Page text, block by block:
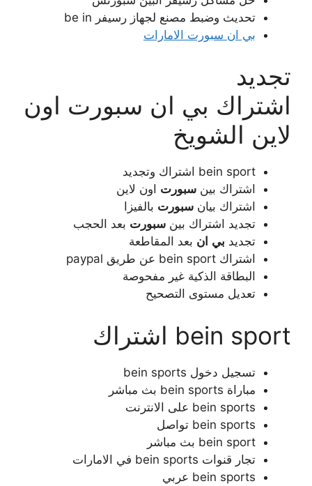
تحديث وضبط مصنع لجهاز رسيفر be in
بي ان سبورت الامارات
تجديد
اشتراك بي ان سبورت اون
لاين الشويخ
bein sport اشتراك وتجديد
اشتراك بين سبورت اون لاين
اشتراك بيان سبورت بالفيزا
تجديد اشتراك بين سبورت بعد الحجب
تجديد بي ان بعد المقاطعة
اشتراك bein sport عن طريق paypal
البطاقة الذكية غير مفحوصة
تعديل مستوى التصحيح
bein sport اشتراك
تسجيل دخول bein sports
مباراة bein sports بث مباشر
bein sports على الانترنت
bein sports تواصل
bein sport بث مباشر
تجار قنوات bein sports في الامارات
bein sports عربي